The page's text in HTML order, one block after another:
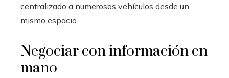
centralizado a numerosos vehículos desde un
mismo espacio.
Negociar con información en
mano